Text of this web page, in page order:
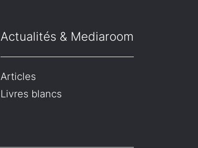
Actualités & Mediaroom
Articles
Livres blancs